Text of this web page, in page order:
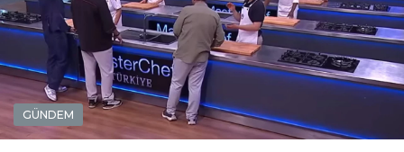
GÜNDEM